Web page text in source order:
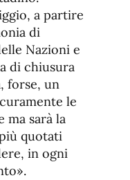
a partire
di
Nazioni e
di chiusura
forse, un
le
ma sarà la
quotati
in ogni